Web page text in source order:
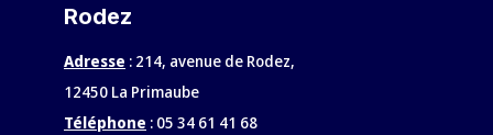
Rodez
Adresse : 214, avenue de Rodez,
12450 La Primaube
Téléphone : 05 34 61 41 68